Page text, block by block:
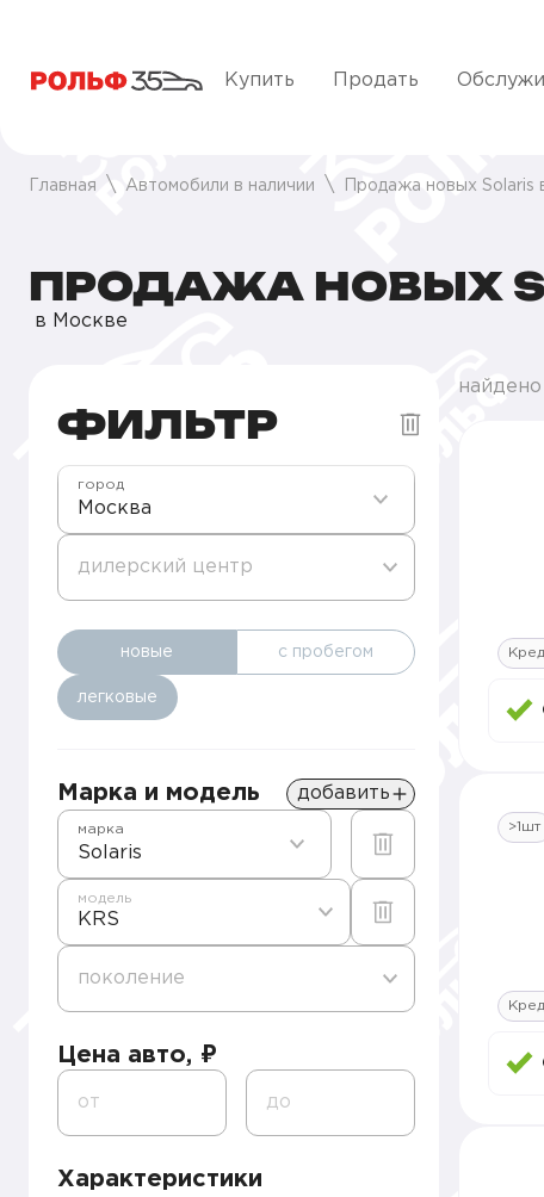
Купить Продать
Главная Автомобили в наличии Продажа новых Solaris
ПРОДАЖА НОВЫХ
в Москве
ФИЛЬТР
Москва
город
дилерский центр
новые с пробегом
легковые
Марка и модель добавить
Solaris
марка
KRS
модель
поколение
Цена авто, ₽
от до
Характеристики
>1шт